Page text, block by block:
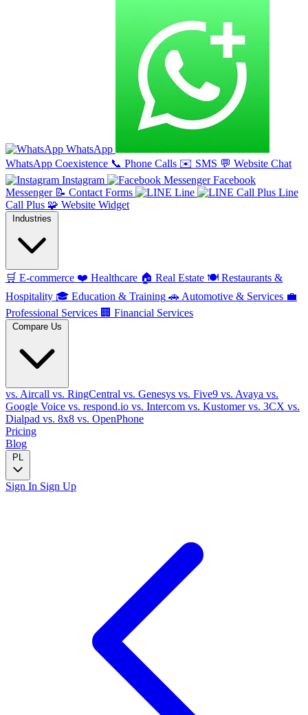
WhatsApp
WhatsApp Coexistence 📞 Phone Calls ✉️ SMS 💬 Website Chat
Instagram
Facebook
Messenger 📝 Contact Forms Line
Line
Call Plus 🧩 Website Widget
Industries
🛒 E-commerce ❤️ Healthcare 🏠 Real Estate 🍽️ Restaurants &
Hospitality 🎓 Education & Training 🚗 Automotive & Services 💼
Professional Services 🏢 Financial Services
Compare Us
vs. Aircall vs. RingCentral vs. Genesys vs. Five9 vs. Avaya vs.
Google Voice vs. respond.io vs. Intercom vs. Kustomervs. 3CX vs.
Dialpad vs. 8x8 vs. OpenPhone
Pricing
Blog
PL
Sign In Sign Up